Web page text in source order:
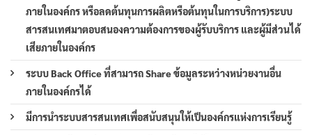
ภายในองค์กร หรือลดต้นทุนการผลิตหรือต้นทุนในการบริการ)ระบบ
สารสนเทศมาตอบสนองความต้องการของผู้รับบริการ และผู้มีส่วนได้
เสียภายในองค์กร
ระบบ Back Office ที่สามารถ Share ข้อมูลระหว่างหน่วยงานอื่น
ภายในองค์กรได้
มีการนำระบบสารสนเทศเพื่อสนับสนุนให้เป็นองค์กรแห่งการเรียนรู้